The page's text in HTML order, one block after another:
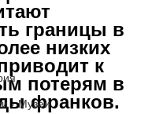
- Музеи
границы в
низких
к
потерям в
франков.